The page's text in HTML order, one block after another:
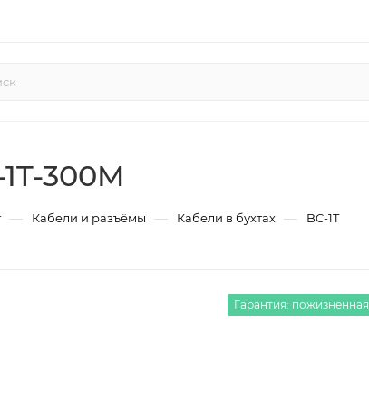
300M
— Кабели и разъёмы — Кабели в бухтах — BC-1T
Гарантия: пожизненная